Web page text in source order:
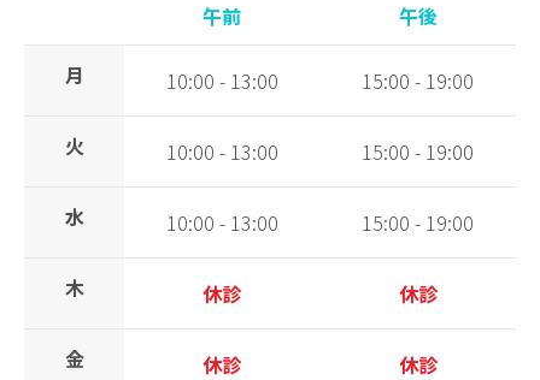
午前 午後
月 10:00 - 13:00 15:00 - 19:00
火 10:00 - 13:00 15:00 - 19:00
水 10:00 - 13:00 15:00 - 19:00
木 休診 休診
金 休診 休診